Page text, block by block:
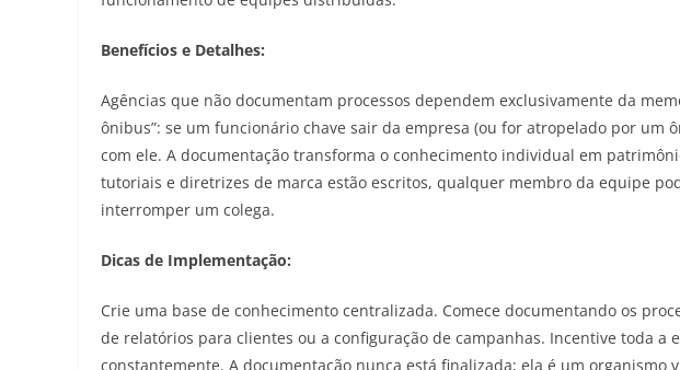
Benefícios e Detalhes:
Agências que não documentam processos dependem exclusivamente da
ônibus”: se um funcionário chave sair da empresa (ou for atropelado por um
com ele. A documentação transforma o conhecimento individual em
tutoriais e diretrizes de marca estão escritos, qualquer membro da equipe
interromper um colega.
Dicas de Implementação:
Crie uma base de conhecimento centralizada. Comece documentando os
de relatórios para clientes ou a configuração de campanhas. Incentive toda a
constantemente. A documentação nunca está finalizada; ela é um organismo